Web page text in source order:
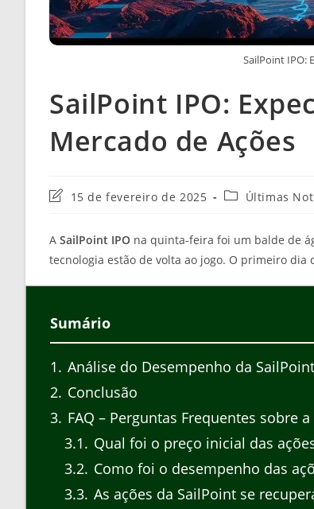
SailPoint IPO:
SailPoint IPO:
Mercado de Ações
Última
post:
15 de fevereiro de 2025
Categoria
Últimas
A SailPoint IPO na quinta-feira foi um balde de
tecnologia estão de volta ao jogo. O primeiro
Sumário
1
Análise do Desempenho da
2 Conclusão
3 FAQ – Perguntas Frequentes sobre
3.1
Qual foi o preço inicial das
3.2 Como foi o desempenho das
3.3 As ações da SailPoint se